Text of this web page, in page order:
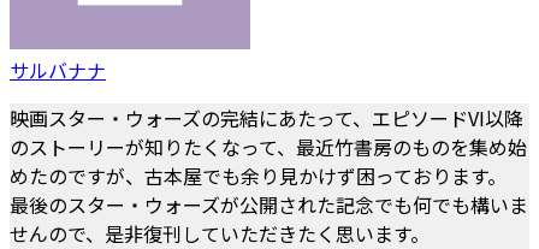
サルバナナ
映画スター・ウォーズの完結にあたって、エピソードVI以降
のストーリーが知りたくなって、最近竹書房のものを集め始
めたのですが、古本屋でも余り見かけず困っております。
最後のスター・ウォーズが公開された記念でも何でも構いま
せんので、是非復刊していただきたく思います。